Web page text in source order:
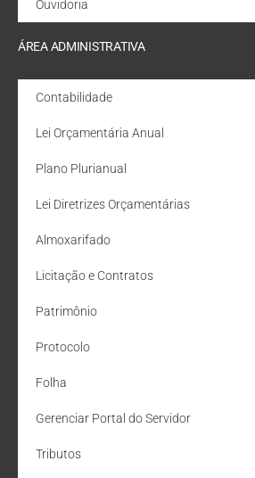
Ouvidoria
ÁREA ADMINISTRATIVA
Contabilidade
Lei Orçamentária Anual
Plano Plurianual
Lei Diretrizes Orçamentárias
Almoxarifado
Licitação e Contratos
Patrimônio
Protocolo
Folha
Gerenciar Portal do Servidor
Tributos